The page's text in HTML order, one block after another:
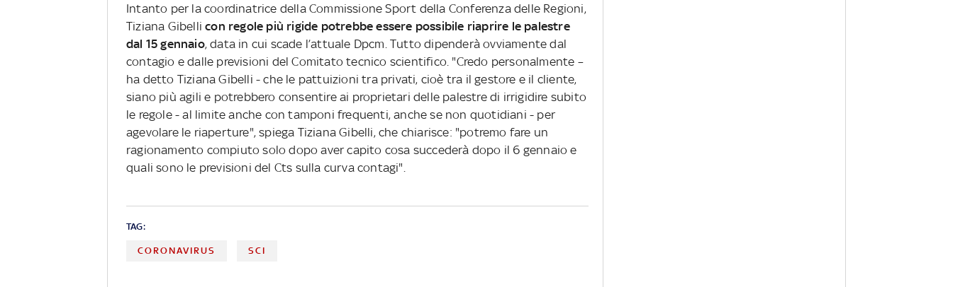
Intanto per la coordinatrice della Commissione Sport della Conferenza delle Regioni,
Tiziana Gibelli con regole più rigide potrebbe essere possibile riaprire le palestre
dal 15 gennaio, data in cui scade l’attuale Dpcm. Tutto dipenderà ovviamente dal
contagio e dalle previsioni del Comitato tecnico scientifico. "Credo personalmente –
ha detto Tiziana Gibelli - che le pattuizioni tra privati, cioè tra il gestore e il cliente,
siano più agili e potrebbero consentire ai proprietari delle palestre di irrigidire subito
le regole - al limite anche con tamponi frequenti, anche se non quotidiani - per
agevolare le riaperture", spiega Tiziana Gibelli, che chiarisce: "potremo fare un
ragionamento compiuto solo dopo aver capito cosa succederà dopo il 6 gennaio e
quali sono le previsioni del Cts sulla curva contagi".
TAG:
CORONAVIRUS SCI